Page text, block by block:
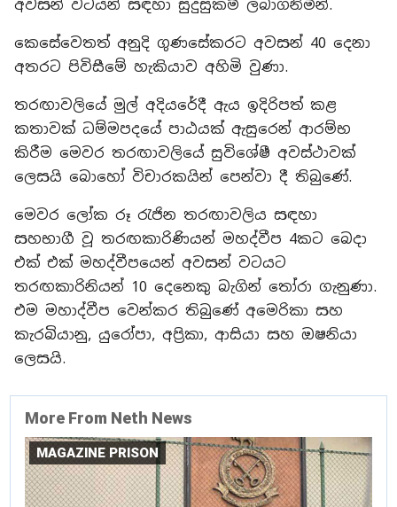
අවසන් වටයන් සඳහා සුදුසුකම් ලබාගනිමින්.
කෙසේවෙතත් අනුදි ගුණසේකරට අවසන් 40 දෙනා
අතරට පිවිසීමේ හැකියාව අහිමි වුණා.
තරඟාවලියේ මුල් අදියරේදී ඇය ඉදිරිපත් කළ
කතාවක් ධම්මපදයේ පාඨයක් ඇසුරෙන් ආරම්භ
කිරීම මෙවර තරඟාවලියේ සුවිශේෂී අවස්ථාවක්
ලෙසයි බොහෝ විචාරකයින් පෙන්වා දී තිබුණේ.
මෙවර ලෝක රූ රැජින තරඟාවලිය සඳහා
සහභාගී වූ තරඟකාරිණියන් මහද්වීප 4කට බෙදා
එක් එක් මහද්වීපයෙන් අවසන් වටයට
තරඟකාරිනියන් 10 දෙනෙකු බැගින් තෝරා ගැනුණා.
එම මහාද්වීප වෙන්කර තිබුණේ අමෙරිකා සහ
කැරබියානු, යුරෝපා, අප්‍රිකා, ආසියා සහ ඔෂනියා
ලෙසයි.
More From Neth News
MAGAZINE PRISON